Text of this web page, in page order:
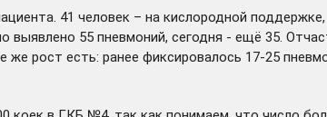
41 человек – на кислородной
выявлено 55 пневмоний, сегодня - ещё 35.
рост есть: ранее фиксировалось 17-25